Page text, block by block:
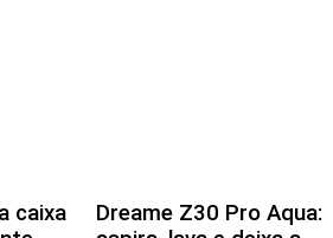
caixa
Dreame Z30 Pro Aqua: